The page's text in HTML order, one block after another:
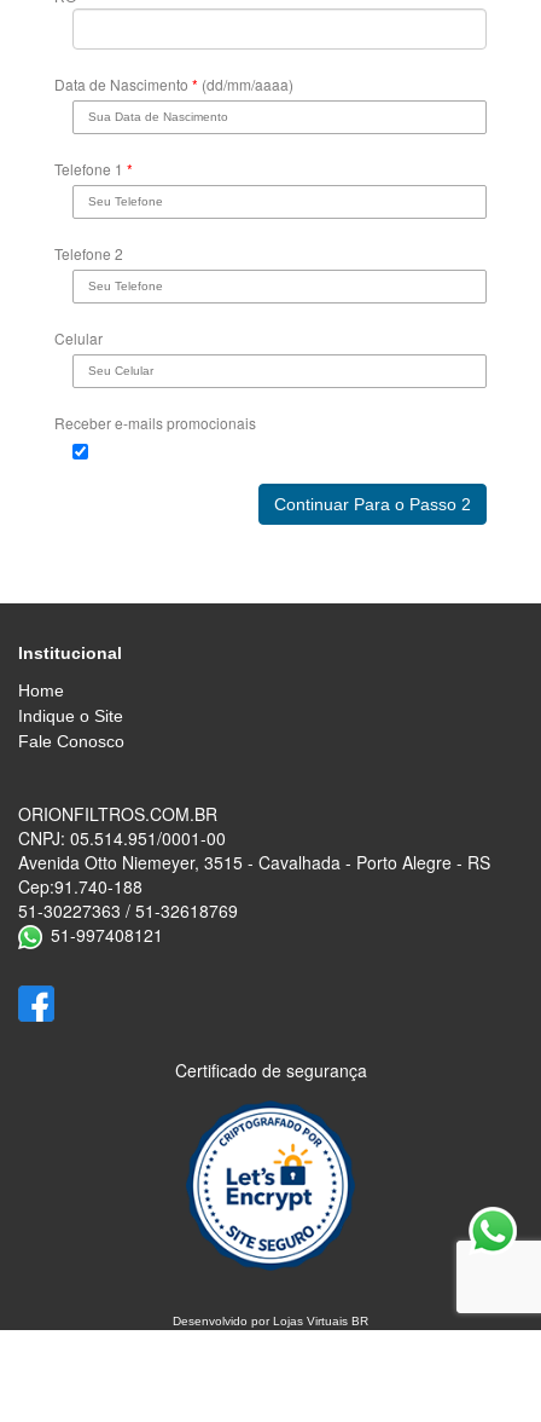
Data de Nascimento * (dd/mm/aaaa)
Telefone 1 *
Telefone 2
Celular
Receber e-mails promocionais
Institucional
Home
Indique o Site
Fale Conosco
ORIONFILTROS.COM.BR
CNPJ: 05.514.951/0001-00
Avenida Otto Niemeyer, 3515 - Cavalhada - Porto Alegre - RS
Cep:91.740-188
51-30227363 / 51-32618769
51-997408121
Certificado de segurança
Desenvolvido porLojas Virtuais BR